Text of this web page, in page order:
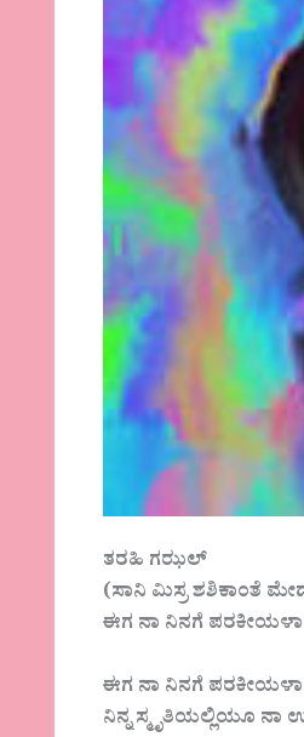
ತರಹಿ ಗಝಲ್
(ಸಾನಿ ಮಿಸ್ರ ಶಶಿಕಾಂತೆ
ಈಗ ನಾ ನಿನಗೆ
ಈಗ ನಾ ನಿನಗೆ
ನಿನ್ನ ಸ್ಮೃತಿಯಲ್ಲಿಯೂ ನಾ